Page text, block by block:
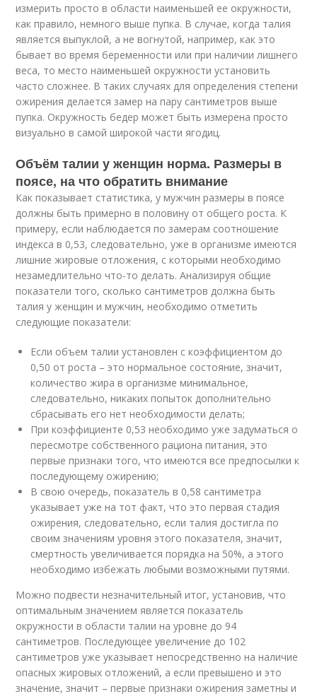
измерить просто в области наименьшей ее окружности,
как правило, немного выше пупка. В случае, когда талия
является выпуклой, а не вогнутой, например, как это
бывает во время беременности или при наличии лишнего
веса, то место наименьшей окружности установить
часто сложнее. В таких случаях для определения степени
ожирения делается замер на пару сантиметров выше
пупка. Окружность бедер может быть измерена просто
визуально в самой широкой части ягодиц.
Объём талии у женщин норма. Размеры в
поясе, на что обратить внимание
Как показывает статистика, у мужчин размеры в поясе
должны быть примерно в половину от общего роста. К
примеру, если наблюдается по замерам соотношение
индекса в 0,53, следовательно, уже в организме имеются
лишние жировые отложения, с которыми необходимо
незамедлительно что-то делать. Анализируя общие
показатели того, сколько сантиметров должна быть
талия у женщин и мужчин, необходимо отметить
следующие показатели:
Если объем талии установлен с коэффициентом до
0,50 от роста – это нормальное состояние, значит,
количество жира в организме минимальное,
следовательно, никаких попыток дополнительно
сбрасывать его нет необходимости делать;
При коэффициенте 0,53 необходимо уже задуматься о
пересмотре собственного рациона питания, это
первые признаки того, что имеются все предпосылки к
последующему ожирению;
В свою очередь, показатель в 0,58 сантиметра
указывает уже на тот факт, что это первая стадия
ожирения, следовательно, если талия достигла по
своим значениям уровня этого показателя, значит,
смертность увеличивается порядка на 50%, а этого
необходимо избежать любыми возможными путями.
Можно подвести незначительный итог, установив, что
оптимальным значением является показатель
окружности в области талии на уровне до 94
сантиметров. Последующее увеличение до 102
сантиметров уже указывает непосредственно на наличие
опасных жировых отложений, а если превышено и это
значение, значит – первые признаки ожирения заметны и